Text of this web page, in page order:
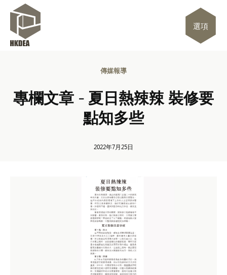
選項
傳媒報導
專欄文章 - 夏日熱辣辣 裝修要
點知多些
2022年7月25日